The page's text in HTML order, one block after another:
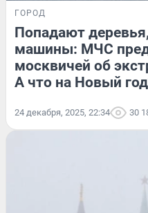
ГОРОД
Попадают
машины: МЧС
москвичей об
А что на Новый
24 декабря, 2025, 22:34 30